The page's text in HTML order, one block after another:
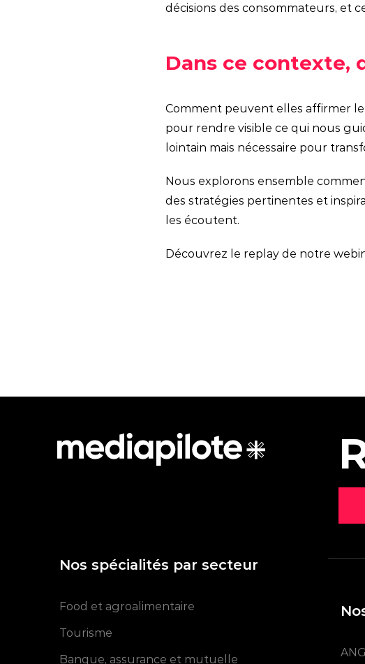
décisions des consommateurs, et
Dans ce contexte,
Comment peuvent elles affirmer
pour rendre visible ce qui nous
lointain mais nécessaire pour
Nous explorons ensemble
des stratégies pertinentes et
les écoutent.
Découvrez le replay de notre
Nos spécialités par secteur
Food et agroalimentaire
Tourisme
Banque, assurance et mutuelle